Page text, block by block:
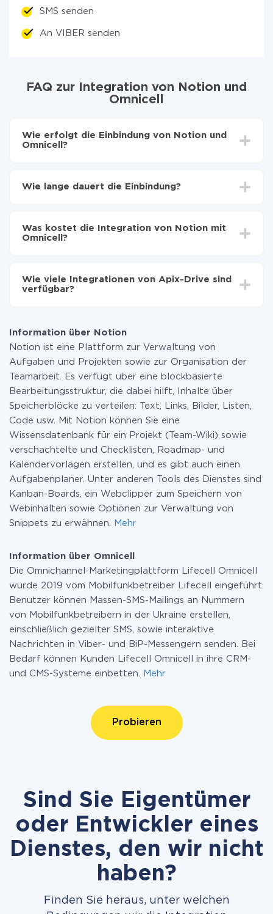
SMS senden
An VIBER senden
FAQ zur Integration von Notion und
Omnicell
Wie erfolgt die Einbindung von Notion und
Omnicell?
übertragen
auf Omnicell übertragen
Wie lange dauert die Einbindung?
Im Durchschnitt dauert es 10-15 Minuten.
Was kostet die Integration von Notion mit
Omnicell?
zahlen nur für die Datenmenge, die über unseren
Service von einem System auf ein anderes übertragen
Weitere Informationen zu
Wie viele Integrationen von Apix-Drive sind
verfügbar?
Information über Notion
Notion ist eine Plattform zur Verwaltung von
Aufgaben und Projekten sowie zur Organisation der
Teamarbeit. Es verfügt über eine blockbasierte
Bearbeitungsstruktur, die dabei hilft, Inhalte über
Speicherblöcke zu verteilen: Text, Links, Bilder, Listen,
Code usw. Mit Notion können Sie eine
Wissensdatenbank für ein Projekt (Team-Wiki) sowie
verschachtelte und Checklisten, Roadmap- und
Kalendervorlagen erstellen, und es gibt auch einen
Aufgabenplaner. Unter anderen Tools des Dienstes sind
Kanban-Boards, ein Webclipper zum Speichern von
Webinhalten sowie Optionen zur Verwaltung von
Snippets zu erwähnen.
Mehr
Information über Omnicell
Die Omnichannel-Marketingplattform Lifecell Omnicell
wurde 2019 vom Mobilfunkbetreiber Lifecell eingeführt.
Benutzer können Massen-SMS-Mailings an Nummern
von Mobilfunkbetreibern in der Ukraine erstellen,
einschließlich gezielter SMS, sowie interaktive
Nachrichten in Viber- und BiP-Messengern senden. Bei
Bedarf können Kunden Lifecell Omnicell in ihre CRM-
und CMS-Systeme einbetten.
Mehr
Probieren
Sind Sie Eigentümer
oder Entwickler eines
Dienstes, den wir nicht
haben?
Finden Sie heraus, unter welchen